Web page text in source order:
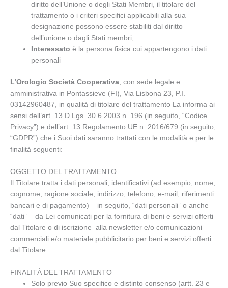
diritto dell’Unione o degli Stati Membri, il titolare del
trattamento o i criteri specifici applicabili alla sua
designazione possono essere stabiliti dal diritto
dell’unione o dagli Stati membri;
Interessatoè la persona fisica cui appartengono i dati
personali
L’Orologio Società Cooperativa , con sede legale e
amministrativa in Pontassieve (FI), Via Lisbona 23, P.I.
03142960487, in qualità di titolare del trattamento La informa ai
sensi dell’art. 13 D.Lgs. 30.6.2003 n. 196 (in seguito, “Codice
Privacy”) e dell’art. 13 Regolamento UE n. 2016/679 (in seguito,
“GDPR”) che i Suoi dati saranno trattati con le modalità e per le
finalità seguenti:
OGGETTO DEL TRATTAMENTO
Il Titolare tratta i dati personali, identificativi (ad esempio, nome,
cognome, ragione sociale, indirizzo, telefono, e-mail, riferimenti
bancari e di pagamento) – in seguito, “dati personali” o anche
“dati” – da Lei comunicati per la fornitura di beni e servizi offerti
dal Titolare o di iscrizione alla newsletter e/o comunicazioni
commerciali e/o materiale pubblicitario per beni e servizi offerti
dal Titolare.
FINALITÀ DEL TRATTAMENTO
Solo previo Suo specifico e distinto consenso (artt. 23 e